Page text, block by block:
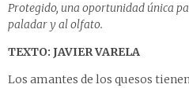
Protegido, una oportunidad única
paladar y al olfato.
TEXTO: JAVIER VARELA
Los amantes de los quesos